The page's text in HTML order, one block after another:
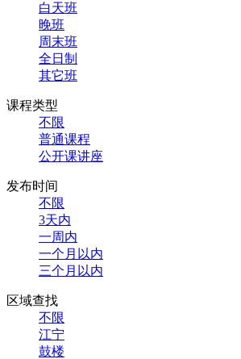
白天班
晚班
周末班
全日制
其它班
课程类型
不限
普通课程
公开课讲座
发布时间
不限
3天内
一周内
一个月以内
三个月以内
区域查找
不限
江宁
鼓楼